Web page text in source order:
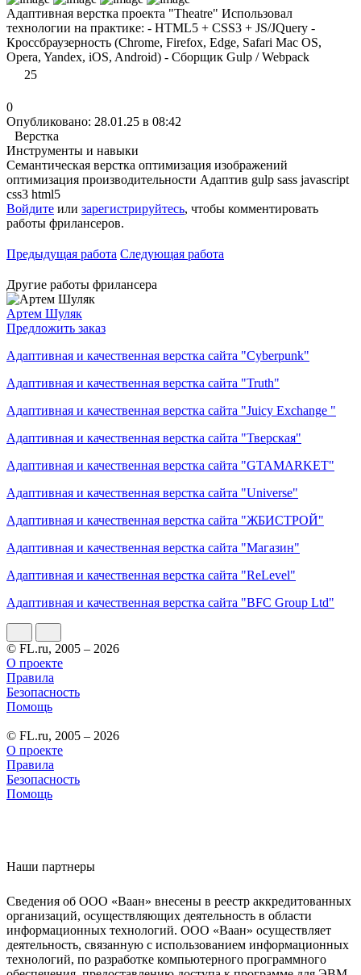
Адаптивная верстка проекта "Theatre" Использовал
технологии на практике: - HTML5 + CSS3 + JS/JQuery -
Кроссбраузерность (Chrome, Firefox, Edge, Safari Mac OS,
Opera, Yandex, iOS, Android) - Сборщик Gulp / Webpack
25
0
Опубликовано: 28.01.25 в 08:42
Верстка
Инструменты и навыки
Семантическая верстка оптимизация изображений
оптимизация производительности Адаптив gulp sass javascript
css3 html5
Войдите или зарегистрируйтесь, чтобы комментировать
работы фрилансеров.
Предыдущая работа Следующая работа
Другие работы фрилансера
Артем Шуляк
Предложить заказ
Адаптивная и качественная верстка сайта "Cyberpunk"
Адаптивная и качественная верстка сайта "Truth"
Адаптивная и качественная верстка сайта "Juicy Exchange "
Адаптивная и качественная верстка сайта "Тверская"
Адаптивная и качественная верстка сайта "GTAMARKET"
Адаптивная и качественная верстка сайта "Universe"
Адаптивная и качественная верстка сайта "ЖБИСТРОЙ"
Адаптивная и качественная верстка сайта "Магазин"
Адаптивная и качественная верстка сайта "ReLevel"
Адаптивная и качественная верстка сайта "BFC Group Ltd"
© FL.ru, 2005 – 2026
О проекте
Правила
Безопасность
Помощь
© FL.ru, 2005 – 2026
О проекте
Правила
Безопасность
Помощь
Наши партнеры
Сведения об ООО «Ваан» внесены в реестр аккредитованных
организаций, осуществляющих деятельность в области
информационных технологий. ООО «Ваан» осуществляет
деятельность, связанную с использованием информационных
технологий, по разработке компьютерного программного